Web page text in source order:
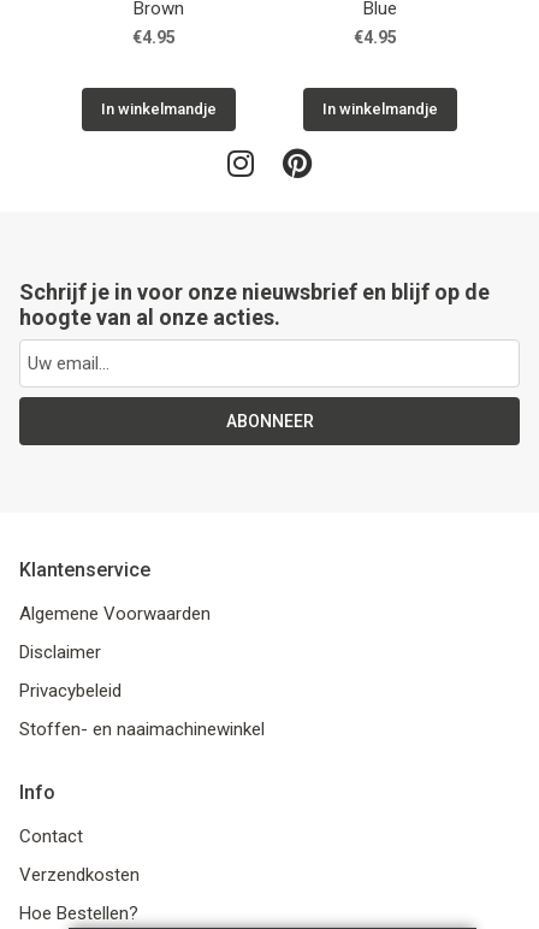
Brown
€4.95
In winkelmandje
Blue
€4.95
In winkelmandje
Schrijf je in voor onze nieuwsbrief en blijf op de
hoogte van al onze acties.
ABONNEER
Klantenservice
Algemene Voorwaarden
Disclaimer
Privacybeleid
Stoffen- en naaimachinewinkel
Info
Contact
Verzendkosten
Hoe Bestellen?